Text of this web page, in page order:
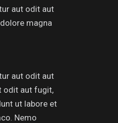
aut odit aut
magna
aut odit aut
odit aut fugit,
ut labore et
Nemo